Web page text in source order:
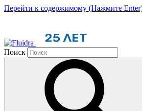
Перейти к содержимому (Нажмите
Поиск